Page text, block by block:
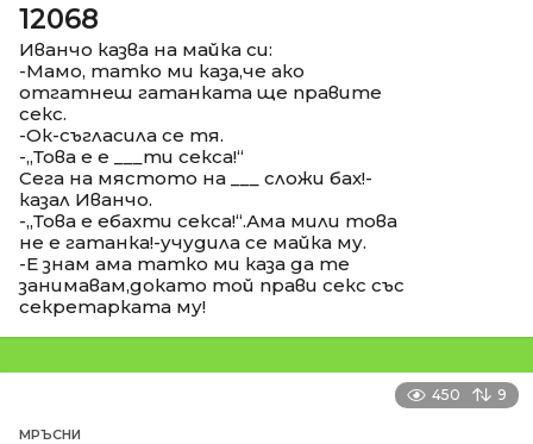
12068
Иванчо казва на майка си:
-Мамо, татко ми каза,че ако
отгатнеш гатанката ще правите
секс.
-Ок-съгласила се тя.
-,,Това е е ___ти секса!“
Сега на мястото на ___ сложи бах!-
казал Иванчо.
-,,Това е ебахти секса!“.Ама мили това
не е гатанка!-учудила се майка му.
-Е знам ама татко ми каза да те
занимавам,докато той прави секс със
секретарката му!
450 9
МРЪСНИ